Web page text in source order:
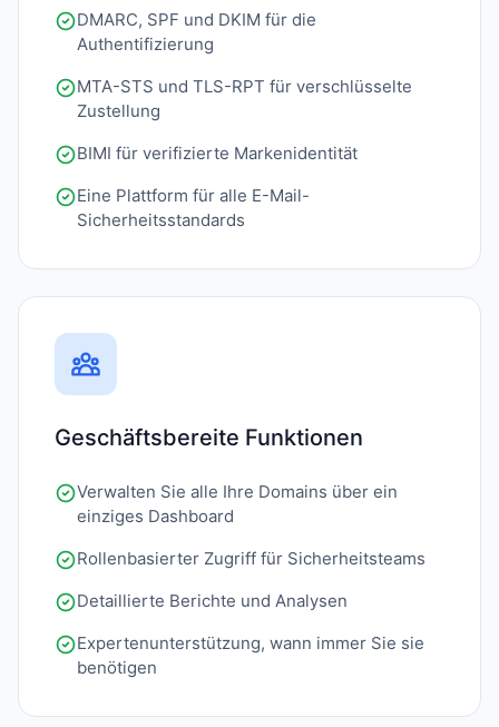
DMARC, SPF und DKIM für die
Authentifizierung
MTA-STS und TLS-RPT für verschlüsselte
Zustellung
BIMI für verifizierte Markenidentität
Eine Plattform für alle E-Mail-
Sicherheitsstandards
Geschäftsbereite Funktionen
Verwalten Sie alle Ihre Domains über ein
einziges Dashboard
Rollenbasierter Zugriff für Sicherheitsteams
Detaillierte Berichte und Analysen
Expertenunterstützung, wann immer Sie sie
benötigen